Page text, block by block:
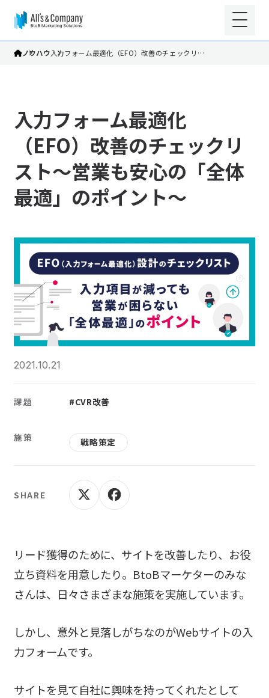
ノウハウ入力フォーム最適化（EFO）改善のチェックリ…
入力フォーム最適化
（EFO）改善のチェックリ
スト～営業も安心の「全体
最適」のポイント～
リード獲得のために、サイトを改善したり、お役
立ち資料を用意したり。BtoBマーケターのみな
さんは、日々さまざまな施策を実施しています。
しかし、意外と見落しがちなのがWebサイトの入
力フォームです。
サイトを見て自社に興味を持ってくれたとして
2021.10.21
課題 #CVR改善
施策 戦略策定
SHARE